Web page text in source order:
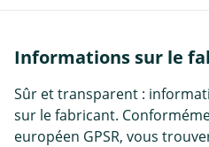
Informations sur le
Sûr et transparent :
sur le fabricant.
européen GPSR, vous